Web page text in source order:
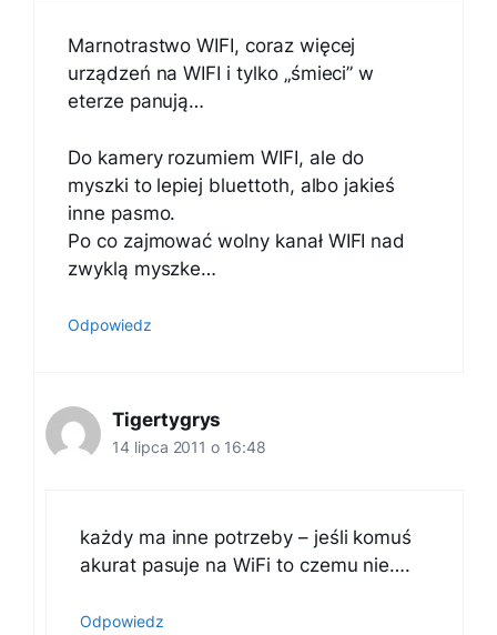
Marnotrastwo WIFI, coraz więcej
urządzeń na WIFI i tylko „śmieci” w
eterze panują…
Do kamery rozumiem WIFI, ale do
myszki to lepiej bluettoth, albo jakieś
inne pasmo.
Po co zajmować wolny kanał WIFI nad
zwyklą myszke…
Odpowiedz
Tigertygrys
14 lipca 2011 o 16:48
każdy ma inne potrzeby – jeśli komuś
akurat pasuje na WiFi to czemu nie….
Odpowiedz